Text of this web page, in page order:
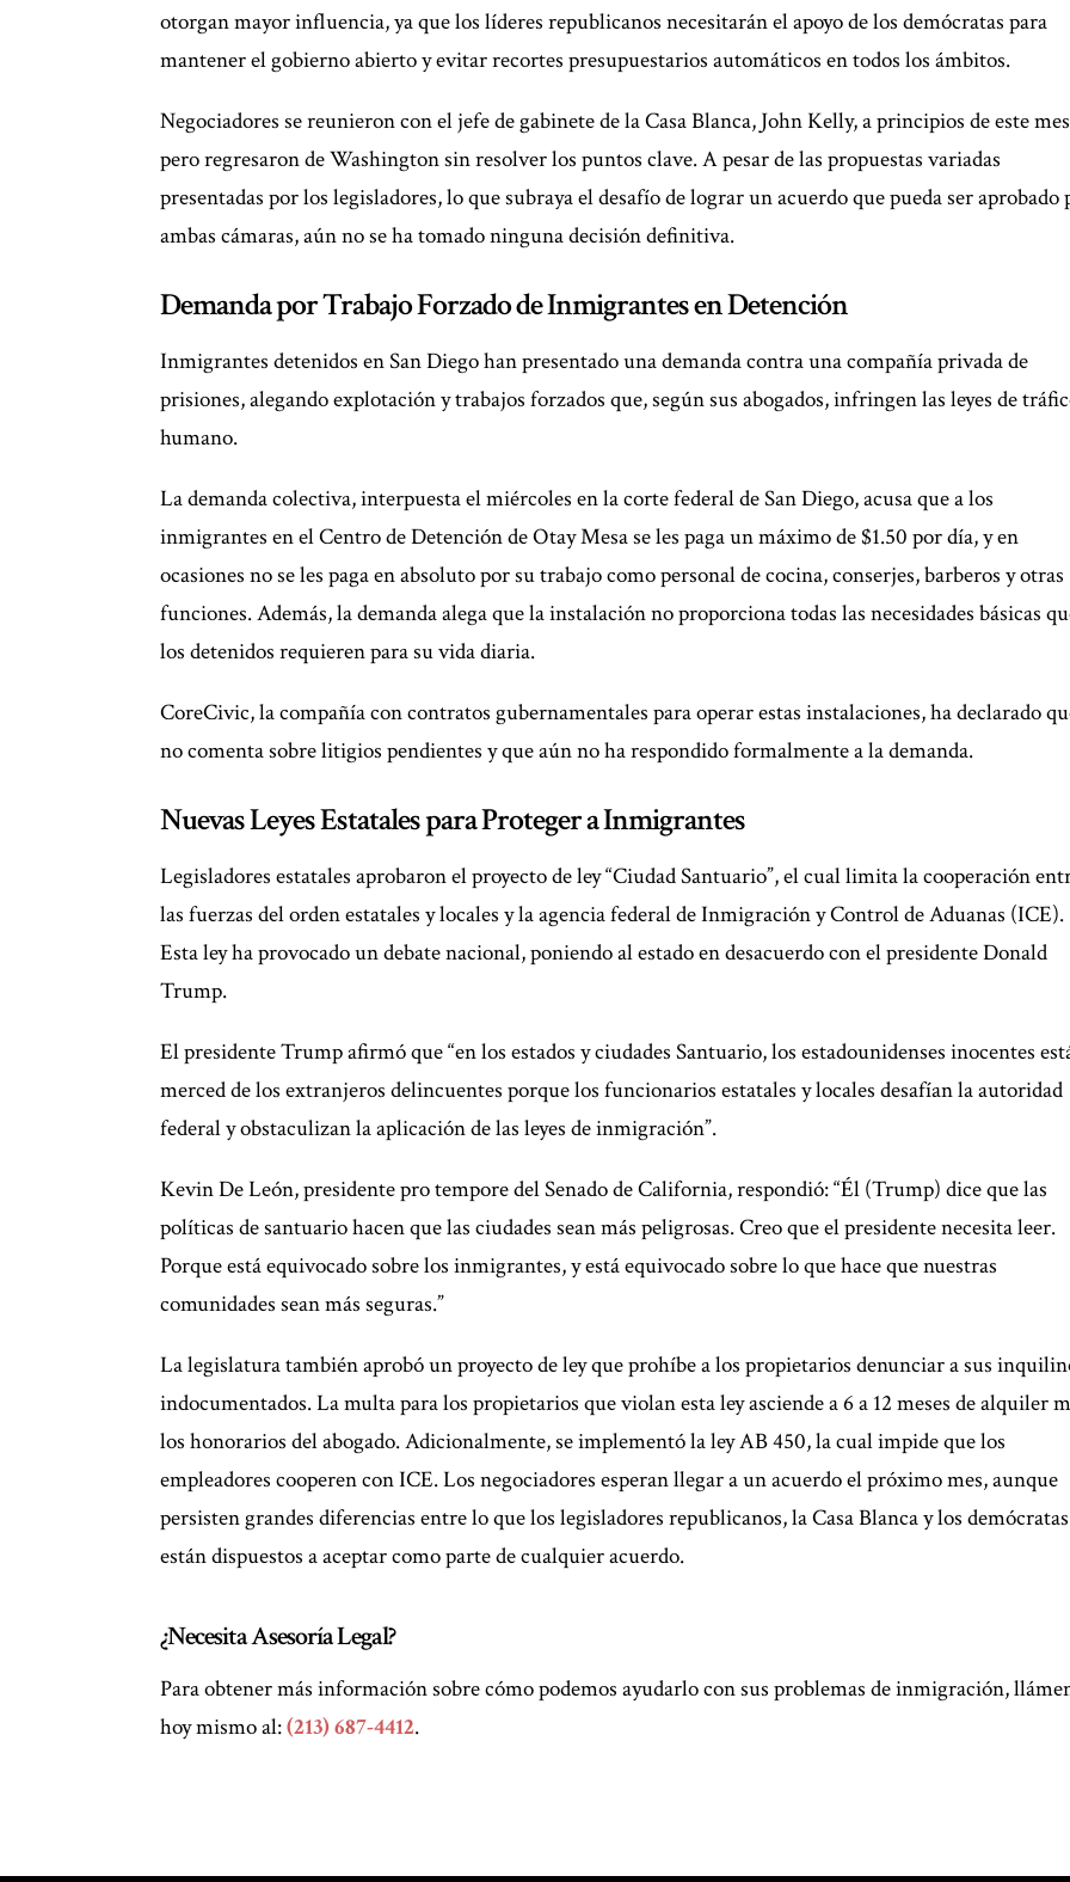
otorgan mayor influencia, ya que los líderes republicanos necesitarán el apoyo de los demócratas para
mantener el gobierno abierto y evitar recortes presupuestarios automáticos en todos los ámbitos.
Negociadores se reunieron con el jefe de gabinete de la Casa Blanca, John Kelly, a principios de este
pero regresaron de Washington sin resolver los puntos clave. A pesar de las propuestas variadas
presentadas por los legisladores, lo que subraya el desafío de lograr un acuerdo que pueda ser aprobado
ambas cámaras, aún no se ha tomado ninguna decisión definitiva.
Demanda por Trabajo Forzado de Inmigrantes en Detención
Inmigrantes detenidos en San Diego han presentado una demanda contra una compañía privada de
prisiones, alegando explotación y trabajos forzados que, según sus abogados, infringen las leyes de
humano.
La demanda colectiva, interpuesta el miércoles en la corte federal de San Diego, acusa que a los
inmigrantes en el Centro de Detención de Otay Mesa se les paga un máximo de $1.50 por día, y en
ocasiones no se les paga en absoluto por su trabajo como personal de cocina, conserjes, barberos y otras
funciones. Además, la demanda alega que la instalación no proporciona todas las necesidades básicas
los detenidos requieren para su vida diaria.
CoreCivic, la compañía con contratos gubernamentales para operar estas instalaciones, ha declarado
no comenta sobre litigios pendientes y que aún no ha respondido formalmente a la demanda.
Nuevas Leyes Estatales para Proteger a Inmigrantes
Legisladores estatales aprobaron el proyecto de ley “Ciudad Santuario”, el cual limita la cooperación
las fuerzas del orden estatales y locales y la agencia federal de Inmigración y Control de Aduanas (ICE).
Esta ley ha provocado un debate nacional, poniendo al estado en desacuerdo con el presidente Donald
Trump.
El presidente Trump afirmó que “en los estados y ciudades Santuario, los estadounidenses inocentes
merced de los extranjeros delincuentes porque los funcionarios estatales y locales desafían la autoridad
federal y obstaculizan la aplicación de las leyes de inmigración”.
Kevin De León, presidente pro tempore del Senado de California, respondió: “Él (Trump) dice que las
políticas de santuario hacen que las ciudades sean más peligrosas. Creo que el presidente necesita leer.
Porque está equivocado sobre los inmigrantes, y está equivocado sobre lo que hace que nuestras
comunidades sean más seguras.”
La legislatura también aprobó un proyecto de ley que prohíbe a los propietarios denunciar a sus
indocumentados. La multa para los propietarios que violan esta ley asciende a 6 a 12 meses de alquiler
los honorarios del abogado. Adicionalmente, se implementó la ley AB 450, la cual impide que los
empleadores cooperen con ICE. Los negociadores esperan llegar a un acuerdo el próximo mes, aunque
persisten grandes diferencias entre lo que los legisladores republicanos, la Casa Blanca y los demócratas
están dispuestos a aceptar como parte de cualquier acuerdo.
¿Necesita Asesoría Legal?
Para obtener más información sobre cómo podemos ayudarlo con sus problemas de inmigración,
hoy mismo al:(213) 687-4412.